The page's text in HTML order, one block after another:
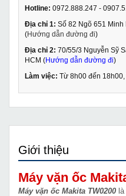
Hotline: 0972.888.247 -
Địa chỉ 1: Số 82 Ngõ 651 Minh
(Hướng dẫn đường đi)
Địa chỉ 2: 70/55/3 Nguyễn Sỹ
HCM (Hướng dẫn đường đi)
Làm việc: Từ 8h00 đến
Giới thiệu
Máy vặn ốc
Máy vặn ốc Makita TW0200